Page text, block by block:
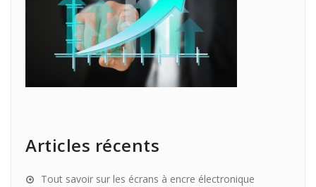
Articles récents
Tout savoir sur les écrans à encre électronique